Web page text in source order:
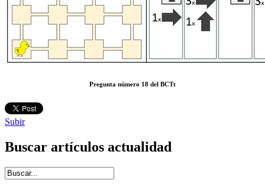
Pregunta número 18 del BCTt
Subir
Buscar artículos actualidad
Introduce términos de búsqueda